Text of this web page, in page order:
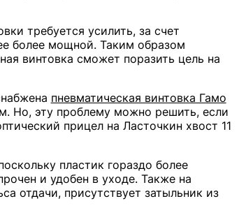
требуется усилить, за счет
более мощной. Таким образом
винтовка сможет поразить цель на
пневматическая винтовка Гамо
Но, эту проблему можно решить, если
прицел на Ласточкин хвост 11
пластик гораздо более
и удобен в уходе. Также на
отдачи, присутствует затыльник из